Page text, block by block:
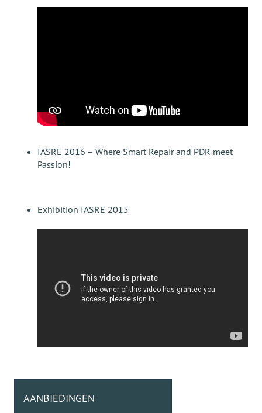
IASRE 2016 – Where Smart Repair and PDR meet
Passion!
Exhibition IASRE 2015
AANBIEDINGEN